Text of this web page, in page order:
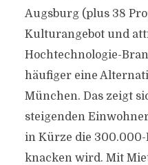
Augsburg (plus 38
Kulturangebot und
Hochtechnologie-
häufiger eine
München. Das zeigt
steigenden
in Kürze die
knacken wird. Mit